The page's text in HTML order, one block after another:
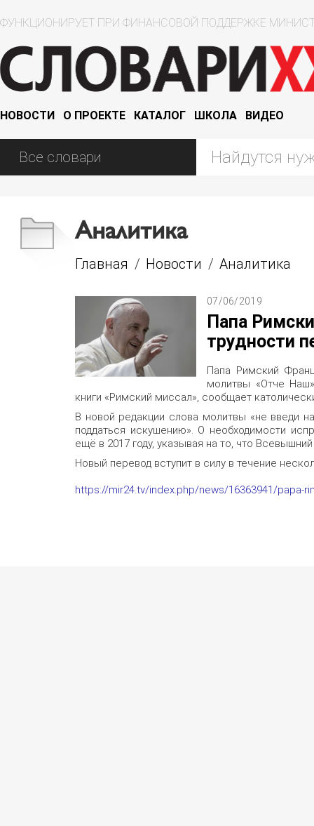
ФУНКЦИОНИРУЕТ ПРИ ФИНАНСОВОЙ ПОДДЕРЖКЕ
НОВОСТИ О ПРОЕКТЕ КАТАЛОГ ШКОЛА ВИДЕО
Аналитика
Главная / Новости / Аналитика
07/06/2019
Папа
трудности
Папа Римский
молитвы «Отче
книги «Римский миссал», сообщает
В новой редакции слова молитвы «не введи
поддаться искушению». О необходимости
ещё в 2017 году, указывая на то, что
Новый перевод вступит в силу в течение
https://mir24.tv/index.php/news/16363941/papa-